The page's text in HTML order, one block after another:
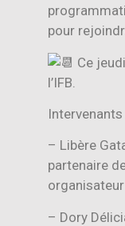
pour
Ce
l’IFB.
Intervenants
– Libère
partenaire
– Dory